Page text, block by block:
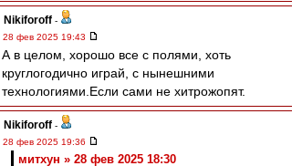
Nikiforoff -
28 фев 2025 19:43
А в целом, хорошо все с полями, хоть
круглогодично играй, с нынешними
технологиями.Если сами не хитрожопят.
Nikiforoff -
28 фев 2025 19:36
митхун » 28 фев 2025 18:30